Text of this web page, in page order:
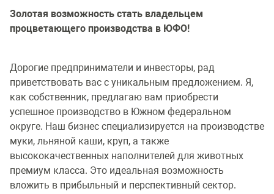
Золотая возможность стать владельцем
процветающего производства в ЮФО!
Дорогие предприниматели и инвесторы, рад
приветствовать вас с уникальным предложением. Я,
как собственник, предлагаю вам приобрести
успешное производство в Южном федеральном
округе. Наш бизнес специализируется на производстве
муки, льняной каши, круп, а также
высококачественных наполнителей для животных
премиум класса. Это идеальная возможность
вложить в прибыльный и перспективный сектор.